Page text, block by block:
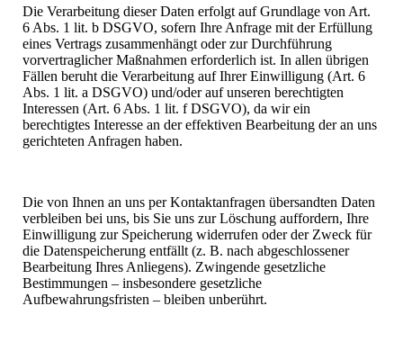
Die Verarbeitung dieser Daten erfolgt auf Grundlage von Art.
6 Abs. 1 lit. b DSGVO, sofern Ihre Anfrage mit der Erfüllung
eines Vertrags zusammenhängt oder zur Durchführung
vorvertraglicher Maßnahmen erforderlich ist. In allen übrigen
Fällen beruht die Verarbeitung auf Ihrer Einwilligung (Art. 6
Abs. 1 lit. a DSGVO) und/oder auf unseren berechtigten
Interessen (Art. 6 Abs. 1 lit. f DSGVO), da wir ein
berechtigtes Interesse an der effektiven Bearbeitung der an uns
gerichteten Anfragen haben.
Die von Ihnen an uns per Kontaktanfragen übersandten Daten
verbleiben bei uns, bis Sie uns zur Löschung auffordern, Ihre
Einwilligung zur Speicherung widerrufen oder der Zweck für
die Datenspeicherung entfällt (z. B. nach abgeschlossener
Bearbeitung Ihres Anliegens). Zwingende gesetzliche
Bestimmungen – insbesondere gesetzliche
Aufbewahrungsfristen – bleiben unberührt.